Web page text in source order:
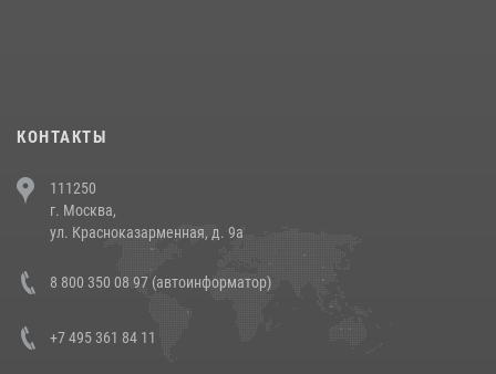
напавших на бригаду скорой помощи (видео)
14 июля 2026, 12:20
В Росгвардии прошла военно-научная конференция по обобщению
боевого опыта
КОНТАКТЫ
111250
г. Москва,
ул. Красноказарменная, д. 9а
8 800 350 08 97 (автоинформатор)
+7 495 361 84 11